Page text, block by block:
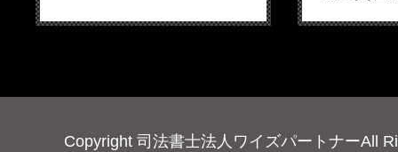
Copyright 司法書士法人ワイズパートナーAll